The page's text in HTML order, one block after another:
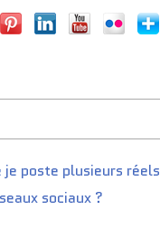
je poste plusieurs réels
sociaux ?